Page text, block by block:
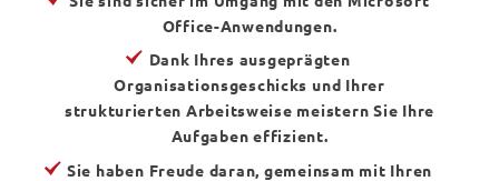
Office-Anwendungen.
Dank Ihres ausgeprägten
Organisationsgeschicks und Ihrer
strukturierten Arbeitsweise meistern Sie Ihre
Aufgaben effizient.
Sie haben Freude daran, gemeinsam mit Ihren